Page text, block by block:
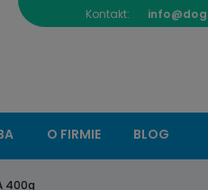
Kontakt:
O FIRMIE BLOG
400g